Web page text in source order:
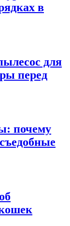
в
для
перед
почему